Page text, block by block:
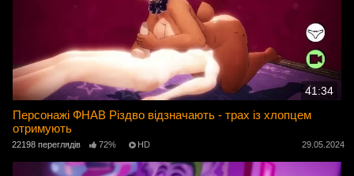
41:34
Персонажі ФНАВ Різдво відзначають - трах із хлопцем
отримують
22198 переглядів 72% HD 29.05.2024